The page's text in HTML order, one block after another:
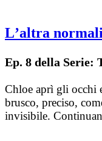
Lʼaltra
Ep. 8 della Serie:
Chloe aprì gli occhi
brusco, preciso,
invisibile.